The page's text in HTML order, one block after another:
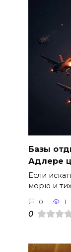
Базы
Адлере
Если
морю и
0 1
0